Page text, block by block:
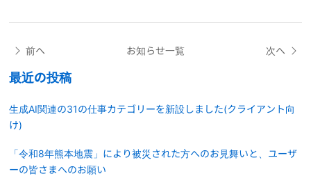
前へ お知らせ一覧 次へ
最近の投稿
生成AI関連の31の仕事カテゴリーを新設しました(クライアント向
け)
「令和8年熊本地震」により被災された方へのお見舞いと、ユーザ
ーの皆さまへのお願い